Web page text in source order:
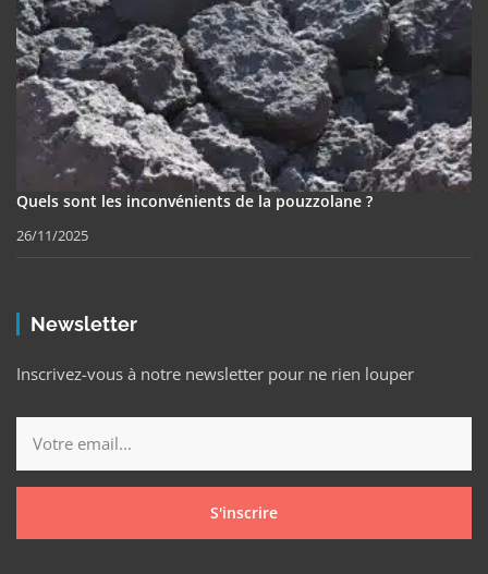
Quels sont les inconvénients de la pouzzolane ?
26/11/2025
Newsletter
Inscrivez-vous à notre newsletter pour ne rien louper
S'inscrire